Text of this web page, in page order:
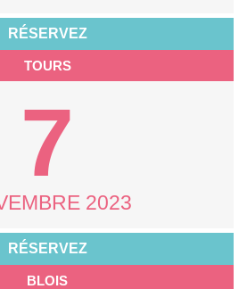
RÉSERVEZ
TOURS
7
2023
RÉSERVEZ
BLOIS